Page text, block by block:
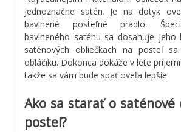
jednoznačne satén. Je na dotyk
bavlnené posteľné prádlo.
bavlneného saténu sa dosahuje jeho
saténových obliečkach na posteľ
obláčiku. Dokonca dokáže v lete
takže sa vám bude spať oveľa lepšie.
Ako sa starať o saténové
posteľ?